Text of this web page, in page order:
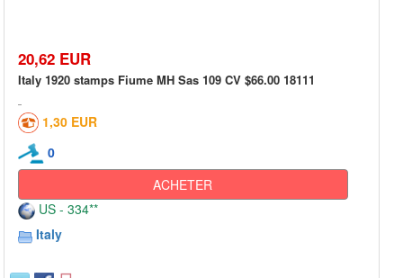
20,62 EUR
Italy 1920 stamps Fiume MH Sas 109 CV $66.00 18111
1,30 EUR
0
ACHETER
US - 334**
Italy